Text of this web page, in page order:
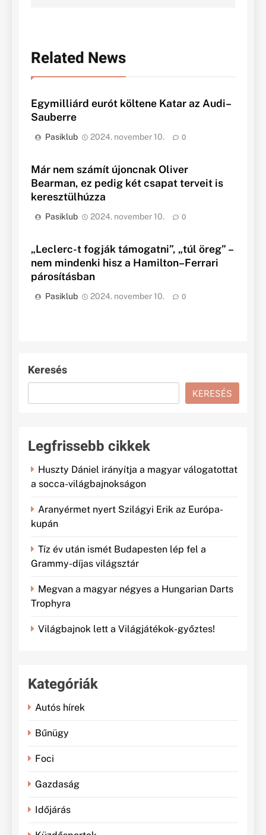
Related News
Egymilliárd eurót költene Katar az Audi–
Sauberre
Pasiklub 2024. november 10. 0
Már nem számít újoncnak Oliver
Bearman, ez pedig két csapat terveit is
keresztülhúzza
Pasiklub 2024. november 10. 0
„Leclerc-t fogják támogatni”, „túl öreg” –
nem mindenki hisz a Hamilton–Ferrari
párosításban
Pasiklub 2024. november 10. 0
Keresés
KERESÉS
Legfrissebb cikkek
Huszty Dániel irányítja a magyar válogatottat
a socca-világbajnokságon
Aranyérmet nyert Szilágyi Erik az Európa-
kupán
Tíz év után ismét Budapesten lép fel a
Grammy-díjas világsztár
Megvan a magyar négyes a Hungarian Darts
Trophyra
Világbajnok lett a Világjátékok-győztes!
Kategóriák
Autós hírek
Bűnügy
Foci
Gazdaság
Időjárás